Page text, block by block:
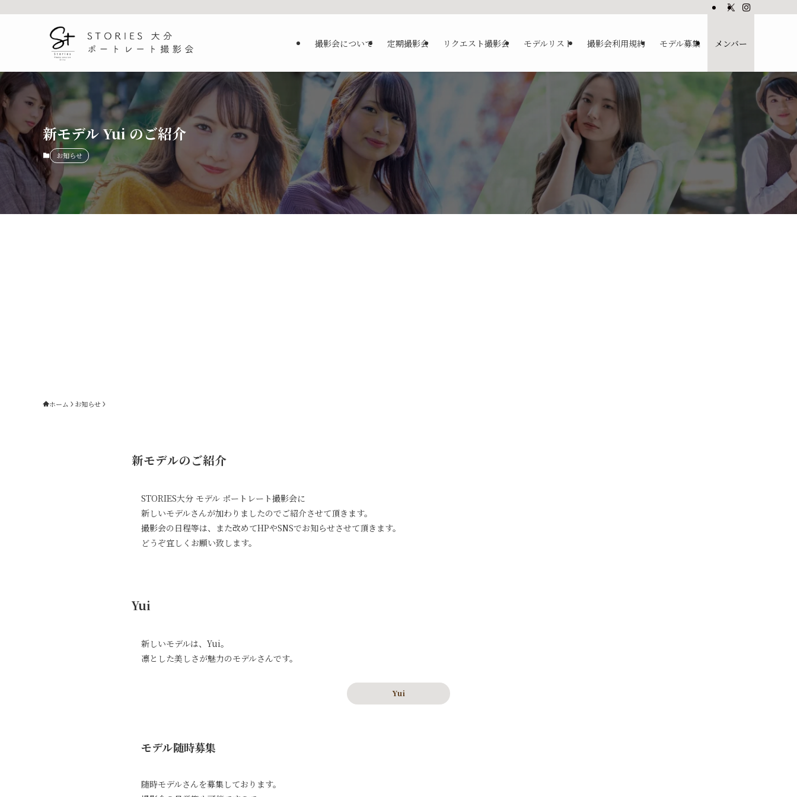
撮影会について 定期撮影会 リクエスト撮影会 モデルリスト 撮影会利用規約 モデル募集 メンバー
新モデル Yui のご紹介
お知らせ
ホーム お知らせ
新モデルのご紹介
STORIES大分 モデル ポートレート撮影会に
新しいモデルさんが加わりましたのでご紹介させて頂きます。
撮影会の日程等は、また改めてHPやSNSでお知らせさせて頂きます。
どうぞ宜しくお願い致します。
Yui
新しいモデルは、Yui。
凛とした美しさが魅力のモデルさんです。
Yui
モデル随時募集
随時モデルさんを募集しております。